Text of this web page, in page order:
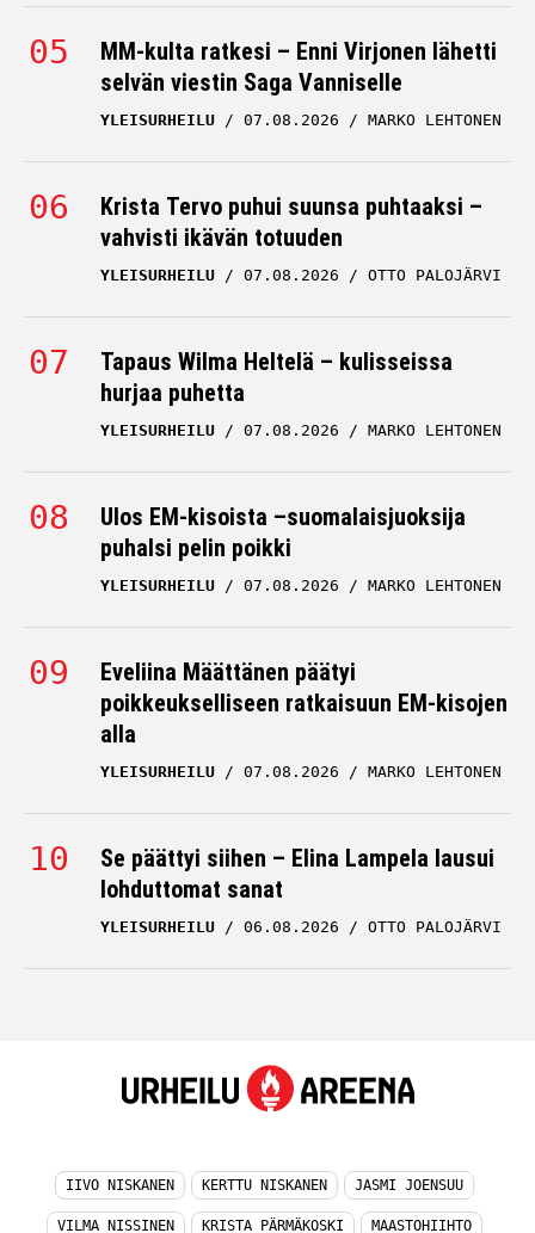
MM-kulta ratkesi – Enni Virjonen lähetti
selvän viestin Saga Vanniselle
YLEISURHEILU 07.08.2026 MARKO LEHTONEN
Krista Tervo puhui suunsa puhtaaksi –
vahvisti ikävän totuuden
YLEISURHEILU 07.08.2026 OTTO PALOJÄRVI
Tapaus Wilma Heltelä – kulisseissa
hurjaa puhetta
YLEISURHEILU 07.08.2026 MARKO LEHTONEN
Ulos EM-kisoista –suomalaisjuoksija
puhalsi pelin poikki
YLEISURHEILU 07.08.2026 MARKO LEHTONEN
Eveliina Määttänen päätyi
poikkeukselliseen ratkaisuun EM-kisojen
alla
YLEISURHEILU 07.08.2026 MARKO LEHTONEN
Se päättyi siihen – Elina Lampela lausui
lohduttomat sanat
YLEISURHEILU 06.08.2026 OTTO PALOJÄRVI
IIVO NISKANEN KERTTU NISKANEN JASMI JOENSUU
VILMA NISSINEN KRISTA PÄRMÄKOSKI MAASTOHIIHTO